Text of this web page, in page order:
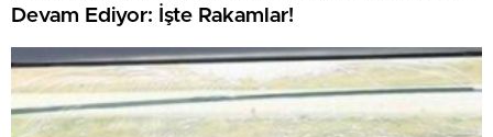
Devam Ediyor: İşte Rakamlar!